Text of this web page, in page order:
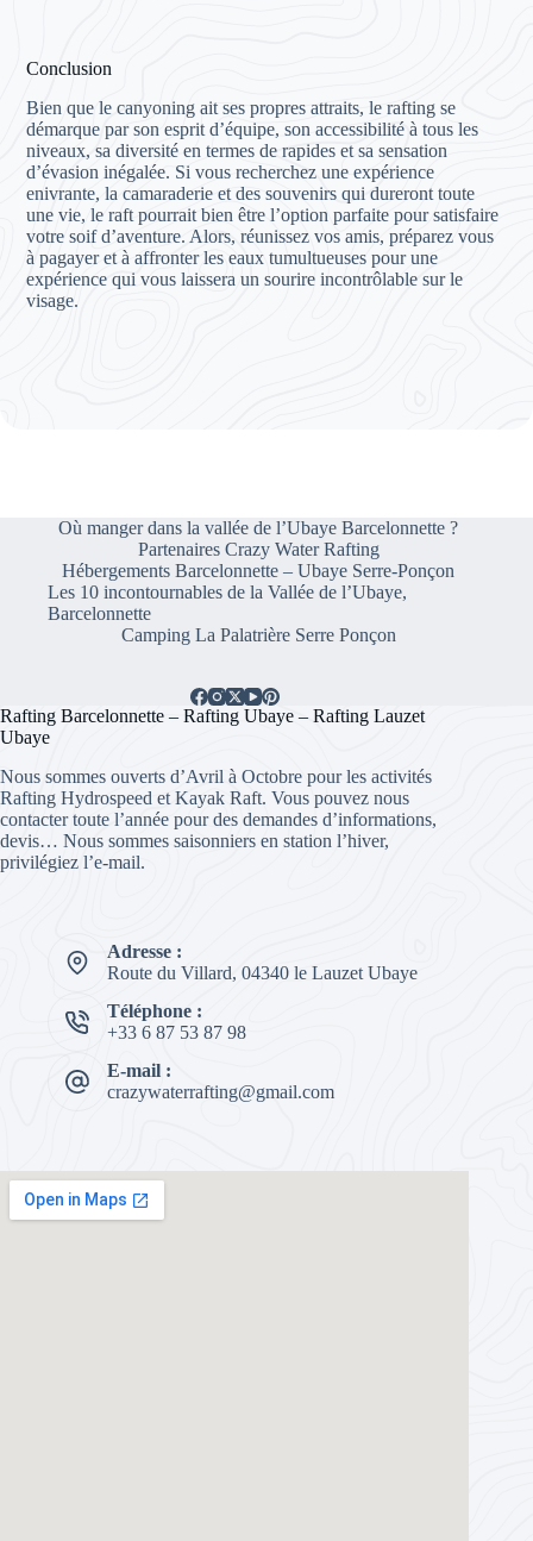
Conclusion
Bien que le canyoning ait ses propres attraits, le rafting se
démarque par son esprit d’équipe, son accessibilité à tous les
niveaux, sa diversité en termes de rapides et sa sensation
d’évasion inégalée. Si vous recherchez une expérience
enivrante, la camaraderie et des souvenirs qui dureront toute
une vie, le raft pourrait bien être l’option parfaite pour satisfaire
votre soif d’aventure. Alors, réunissez vos amis, préparez vous
à pagayer et à affronter les eaux tumultueuses pour une
expérience qui vous laissera un sourire incontrôlable sur le
visage.
Où manger dans la vallée de l’Ubaye Barcelonnette ?
Partenaires Crazy Water Rafting
Hébergements Barcelonnette – Ubaye Serre-Ponçon
Les 10 incontournables de la Vallée de l’Ubaye,
Barcelonnette
Camping La Palatrière Serre Ponçon
Rafting Barcelonnette – Rafting Ubaye – Rafting Lauzet
Ubaye
Nous sommes ouverts d’Avril à Octobre pour les activités
Rafting Hydrospeed et Kayak Raft. Vous pouvez nous
contacter toute l’année pour des demandes d’informations,
devis… Nous sommes saisonniers en station l’hiver,
privilégiez l’e-mail.
Adresse :
Route du Villard, 04340 le Lauzet Ubaye
Téléphone :
+33 6 87 53 87 98
E-mail :
crazywaterrafting@gmail.com